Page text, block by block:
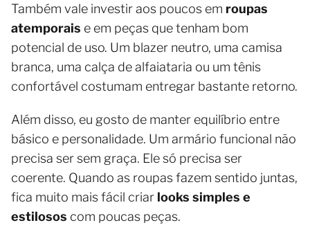
Também vale investir aos poucos em roupas
atemporais e em peças que tenham bom
potencial de uso. Um blazer neutro, uma camisa
branca, uma calça de alfaiataria ou um tênis
confortável costumam entregar bastante retorno.
Além disso, eu gosto de manter equilíbrio entre
básico e personalidade. Um armário funcional não
precisa ser sem graça. Ele só precisa ser
coerente. Quando as roupas fazem sentido juntas,
fica muito mais fácil criar looks simples e
estilosos com poucas peças.